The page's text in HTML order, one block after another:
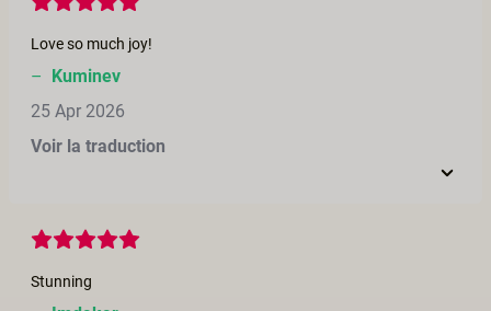
Love so much joy!
– Kuminev
25 Apr 2026
Voir la traduction
Stunning